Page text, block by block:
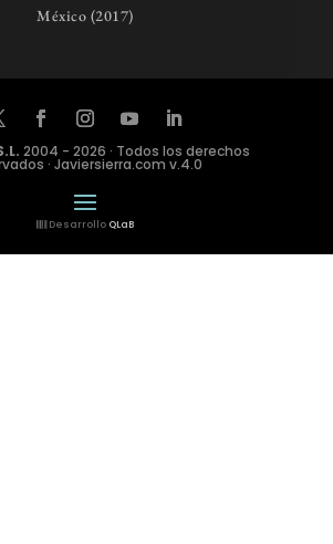
México (2017)
2004 - 2026 · Todos los derechos
· Javiersierra.com v.4.0
Desarrollo QLaB